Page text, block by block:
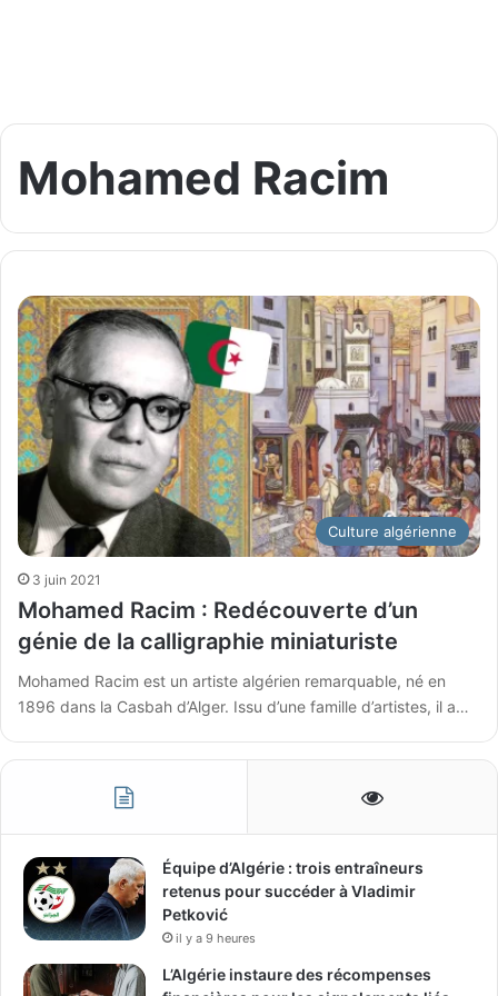
Mohamed Racim
Culture algérienne
3 juin 2021
Mohamed Racim : Redécouverte d’un
génie de la calligraphie miniaturiste
Mohamed Racim est un artiste algérien remarquable, né en
1896 dans la Casbah d’Alger. Issu d’une famille d’artistes, il a…
Équipe d’Algérie : trois entraîneurs
retenus pour succéder à Vladimir
Petković
il y a 9 heures
L’Algérie instaure des récompenses